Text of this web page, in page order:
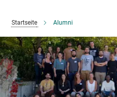
Startseite Alumni